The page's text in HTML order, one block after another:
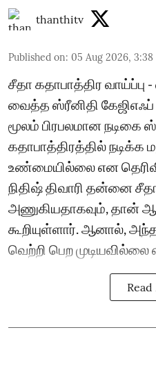
thanthitv
Published on: 05 Aug 2026, 3:38
சீதா கதாபாத்திர வாய்ப்பு -
வைத்த ஸ்ரீனிதி
மூலம் பிரபலமான நடிகை
கதாபாத்திரத்தில்
உண்மையில்லை என
நிதிஷ் திவாரி தன்னை
அணுகியதாகவும், தான்
கூறியுள்ளார். ஆனால்,
வெற்றி பெற முடியவில்லை